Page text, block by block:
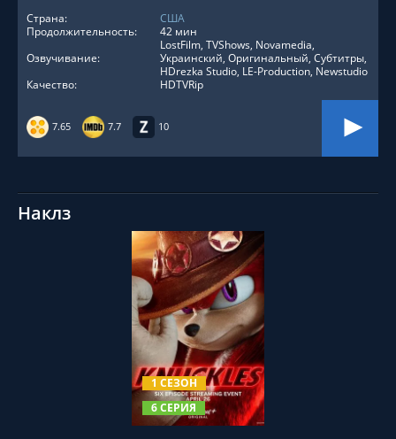
7.65 7.7 10
Страна:
США
Продолжительность:
42 мин
Озвучивание:
LostFilm, TVShows, Novamedia,
Украинский, Оригинальный, Субтитры,
HDrezka Studio, LE-Production, Newstudio
Качество:
HDTVRip
Наклз
1 СЕЗОН
6 СЕРИЯ
СМОТРЕТЬ ОНЛАЙН